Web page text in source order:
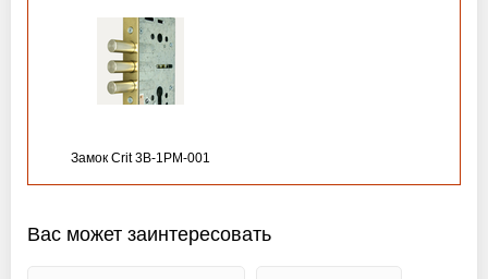
Замок Crit 3B-1PM-001
Вас может заинтересовать